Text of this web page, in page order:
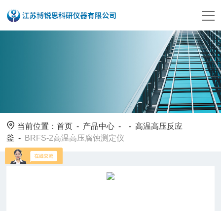
当前位置：首页 - 产品中心 - -高温高压反应
釜 - BRFS-2高温高压腐蚀测定仪